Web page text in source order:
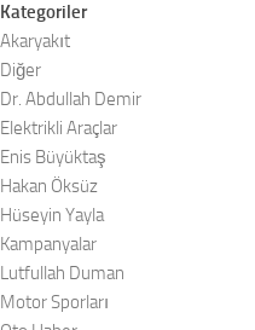
Kategoriler
Akaryakıt
Diğer
Dr. Abdullah Demir
Elektrikli Araçlar
Enis Büyüktaş
Hakan Öksüz
Hüseyin Yayla
Kampanyalar
Lutfullah Duman
Motor Sporları